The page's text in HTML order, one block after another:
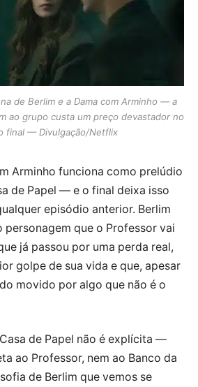
de Berlim e a Dama com Arminho — a
ao grupo custa um preço devastador no
final — Divulgação/Netflix
Arminho funciona como prelúdio
de Papel — e o final deixa isso
episódio anterior. Berlim
personagem que o Professor vai
já passou por uma perda real,
golpe de sua vida e que, apesar
movido por algo que não é o
de Papel não é explícita —
ao Professor, nem ao Banco da
de Berlim que vemos se